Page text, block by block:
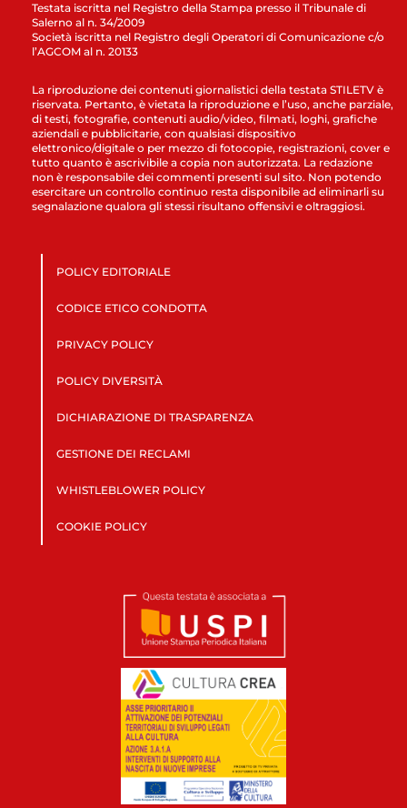
Testata iscritta nel Registro della Stampa presso il Tribunale di
Salerno al n. 34/2009
Società iscritta nel Registro degli Operatori di Comunicazione c/o
l’AGCOM al n. 20133
La riproduzione dei contenuti giornalistici della testata STILETV è
riservata. Pertanto, è vietata la riproduzione e l’uso, anche parziale,
di testi, fotografie, contenuti audio/video, filmati, loghi, grafiche
aziendali e pubblicitarie, con qualsiasi dispositivo
elettronico/digitale o per mezzo di fotocopie, registrazioni, cover e
tutto quanto è ascrivibile a copia non autorizzata. La redazione
non è responsabile dei commenti presenti sul sito. Non potendo
esercitare un controllo continuo resta disponibile ad eliminarli su
segnalazione qualora gli stessi risultano offensivi e oltraggiosi.
POLICY EDITORIALE
CODICE ETICO CONDOTTA
PRIVACY POLICY
POLICY DIVERSITÀ
DICHIARAZIONE DI TRASPARENZA
GESTIONE DEI RECLAMI
WHISTLEBLOWER POLICY
COOKIE POLICY